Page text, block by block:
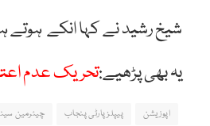
شیخ رشید نے کہا انکے ہوتے
یہ بھی پڑھیے:تحریک عدم
اپوزیشن پیپلزپارٹی پنجاب چیئرمین